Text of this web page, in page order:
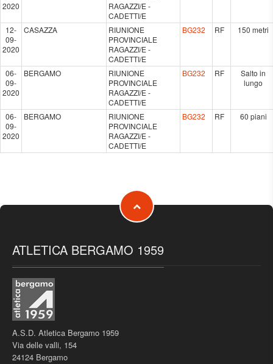
2020
RAGAZZI/E -
CADETTI/E
12-
09-
2020
CASAZZA
RIUNIONE
PROVINCIALE
RAGAZZI/E -
CADETTI/E
BG232 RF 150 metri
06-
09-
2020
BERGAMO
RIUNIONE
PROVINCIALE
RAGAZZI/E -
CADETTI/E
BG232 RF
Salto in
lungo
06-
09-
2020
BERGAMO
RIUNIONE
PROVINCIALE
RAGAZZI/E -
CADETTI/E
BG232 RF 60 piani
ATLETICA BERGAMO 1959
A.S.D. Atletica Bergamo 1959
Via delle valli, 154
24124 Bergamo